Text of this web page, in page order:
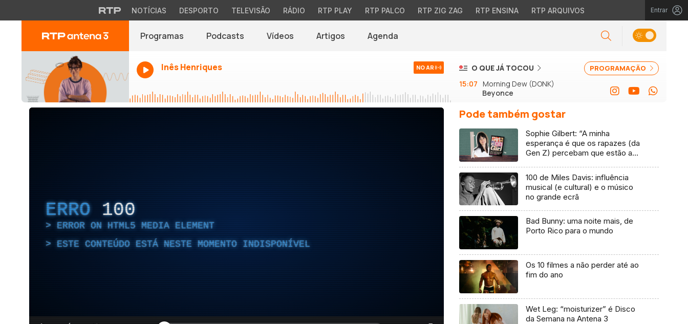
NOTÍCIAS DESPORTO TELEVISÃO RÁDIO RTP PLAY RTP PALCO RTP ZIG ZAG RTP ENSINA RTP ARQUIVOS Entrar
Programas Podcasts Vídeos Artigos Agenda
Inês Henriques NO AR PROGRAMAÇÃO
O QUE JÁ TOCOU
15:07 Morning Dew (DONK)
Beyonce
ERRO 100
ERROR ON HTML5 MEDIA ELEMENT
ESTE CONTEÚDO ESTÁ NESTE MOMENTO INDISPONÍVEL
Pode também gostar
Sophie Gilbert: “A minha
esperança é que os rapazes (da
Gen Z) percebam que estão a
100 de Miles Davis: influência
musical (e cultural) e o músico
no grande ecrã
Bad Bunny: uma noite mais, de
Porto Rico para o mundo
Os 10 filmes a não perder até ao
fim do ano
Wet Leg: “moisturizer” é Disco
da Semana na Antena 3